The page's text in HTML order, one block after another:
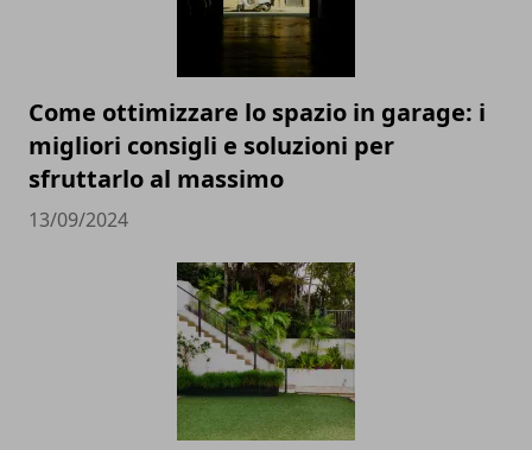
Come ottimizzare lo spazio in garage: i
migliori consigli e soluzioni per
sfruttarlo al massimo
13/09/2024